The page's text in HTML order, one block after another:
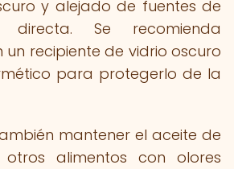
y alejado de fuentes de
Se recomienda
recipiente de vidrio oscuro
para protegerlo de la
mantener el aceite de
alimentos con olores